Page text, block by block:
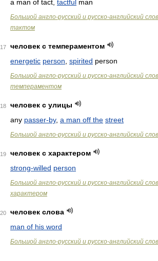
a man of tact, tactful man
Большой англо-русский и русско-английский
тактом
17
человек с темпераментом
energetic person spirited person
Большой англо-русский и русско-английский
темпераментом
18
человек с улицы
any passer-by, a man off the street
Большой англо-русский и русско-английский
19
человек с характером
strong-willed person
Большой англо-русский и русско-английский
характером
20
человек слова
man of his word
Большой англо-русский и русско-английский